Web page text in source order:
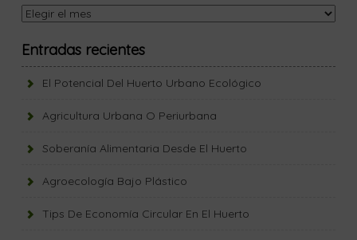
Archivos
Entradas recientes
El Potencial Del Huerto Urbano Ecológico
Agricultura Urbana O Periurbana
Soberanía Alimentaria Desde El Huerto
Agroecología Bajo Plástico
Tips De Economía Circular En El Huerto